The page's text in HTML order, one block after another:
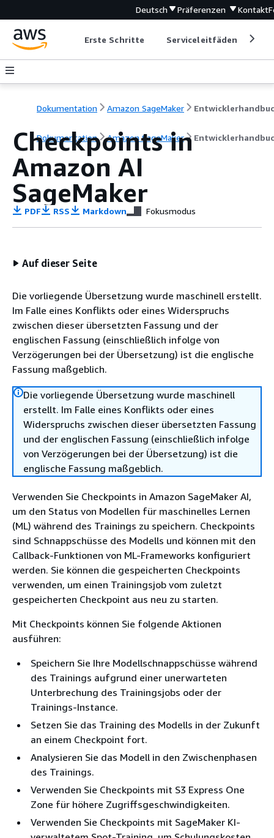
Deutsch Präferenzen Kontakt
Erste Schritte Serviceleitfäden
Dokumentation Amazon SageMaker
Dokumentation Amazon SageMaker
Checkpoints in
Amazon AI
SageMaker
PDF RSS Markdown Fokusmodus
Auf dieser Seite
Die vorliegende Übersetzung wurde maschinell erstellt.
Im Falle eines Konflikts oder eines Widerspruchs
zwischen dieser übersetzten Fassung und der
englischen Fassung (einschließlich infolge von
Verzögerungen bei der Übersetzung) ist die englische
Fassung maßgeblich.
Die vorliegende Übersetzung wurde maschinell
erstellt. Im Falle eines Konflikts oder eines
Widerspruchs zwischen dieser übersetzten Fassung
und der englischen Fassung (einschließlich infolge
von Verzögerungen bei der Übersetzung) ist die
englische Fassung maßgeblich.
Verwenden Sie Checkpoints in Amazon SageMaker AI,
um den Status von Modellen für maschinelles Lernen
(ML) während des Trainings zu speichern. Checkpoints
sind Schnappschüsse des Modells und können mit den
Callback-Funktionen von ML-Frameworks konfiguriert
werden. Sie können die gespeicherten Checkpoints
verwenden, um einen Trainingsjob vom zuletzt
gespeicherten Checkpoint aus neu zu starten.
Mit Checkpoints können Sie folgende Aktionen
ausführen:
Speichern Sie Ihre Modellschnappschüsse während
des Trainings aufgrund einer unerwarteten
Unterbrechung des Trainingsjobs oder der
Trainings-Instance.
Setzen Sie das Training des Modells in der Zukunft
an einem Checkpoint fort.
Analysieren Sie das Modell in den Zwischenphasen
des Trainings.
Verwenden Sie Checkpoints mit S3 Express One
Zone für höhere Zugriffsgeschwindigkeiten.
Verwenden Sie Checkpoints mit SageMaker KI-